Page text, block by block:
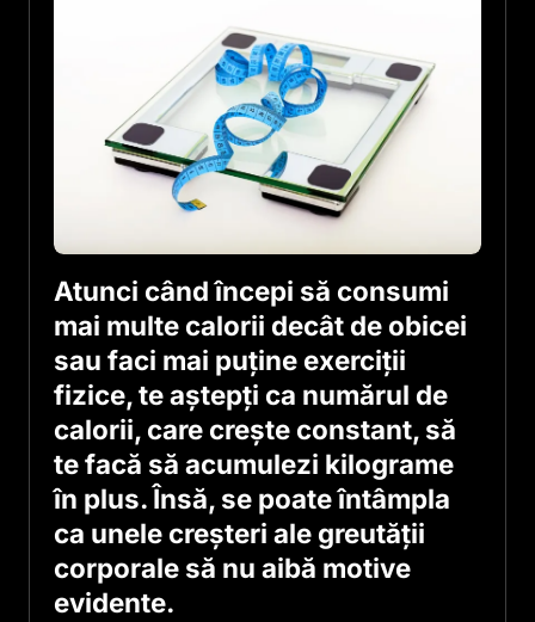
Atunci când începi să consumi
mai multe calorii decât de obicei
sau faci mai puține exerciții
fizice, te aștepți ca numărul de
calorii, care crește constant, să
te facă să acumulezi kilograme
în plus. Însă, se poate întâmpla
ca unele creșteri ale greutății
corporale să nu aibă motive
evidente.